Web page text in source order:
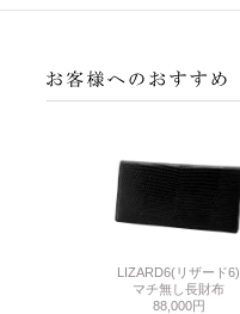
LIZARD6(リザード6)
マチ無し長財布
88,000円